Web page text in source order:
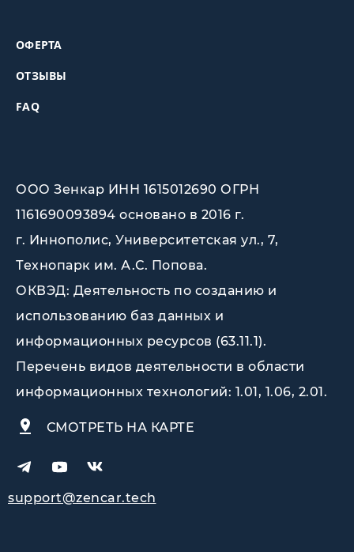
ОФЕРТА
ОТЗЫВЫ
FAQ
ООО Зенкар ИНН 1615012690 ОГРН
1161690093894 основано в 2016 г.
г. Иннополис, Университетская ул., 7,
Технопарк им. А.С. Попова.
ОКВЭД: Деятельность по созданию и
использованию баз данных и
информационных ресурсов (63.11.1).
Перечень видов деятельности в области
информационных технологий: 1.01, 1.06, 2.01.
СМОТРЕТЬ НА КАРТЕ
support@zencar.tech